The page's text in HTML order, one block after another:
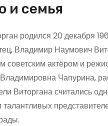
и семья
родился 20 декабря
Владимир Наумович
советским актёром и
Чапурина,
Виторгана считались